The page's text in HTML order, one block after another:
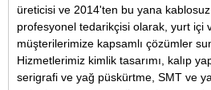
üreticisi ve 2014'ten bu yana
profesyonel tedarikçisi olarak, yurt içi
müşterilerimize kapsamlı çözümler
Hizmetlerimiz kimlik tasarımı, kalıp
serigrafi ve yağ püskürtme, SMT ve